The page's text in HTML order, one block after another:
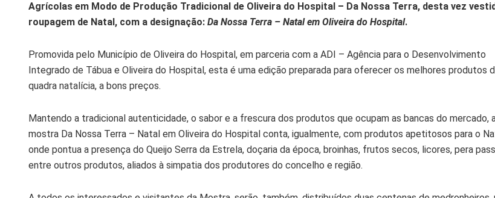
Agrícolas em Modo de Produção Tradicional de Oliveira do Hospital – Da Nossa Terra, desta vez
roupagem de Natal, com a designação: Da Nossa Terra – Natal em Oliveira do Hospital.
Promovida pelo Município de Oliveira do Hospital, em parceria com a ADI – Agência para o Desenvolvimento
Integrado de Tábua e Oliveira do Hospital, esta é uma edição preparada para oferecer os melhores produtos
quadra natalícia, a bons preços.
Mantendo a tradicional autenticidade, o sabor e a frescura dos produtos que ocupam as bancas do mercado,
mostra Da Nossa Terra – Natal em Oliveira do Hospital conta, igualmente, com produtos apetitosos para o
onde pontua a presença do Queijo Serra da Estrela, doçaria da época, broinhas, frutos secos, licores, pera
entre outros produtos, aliados à simpatia dos produtores do concelho e região.